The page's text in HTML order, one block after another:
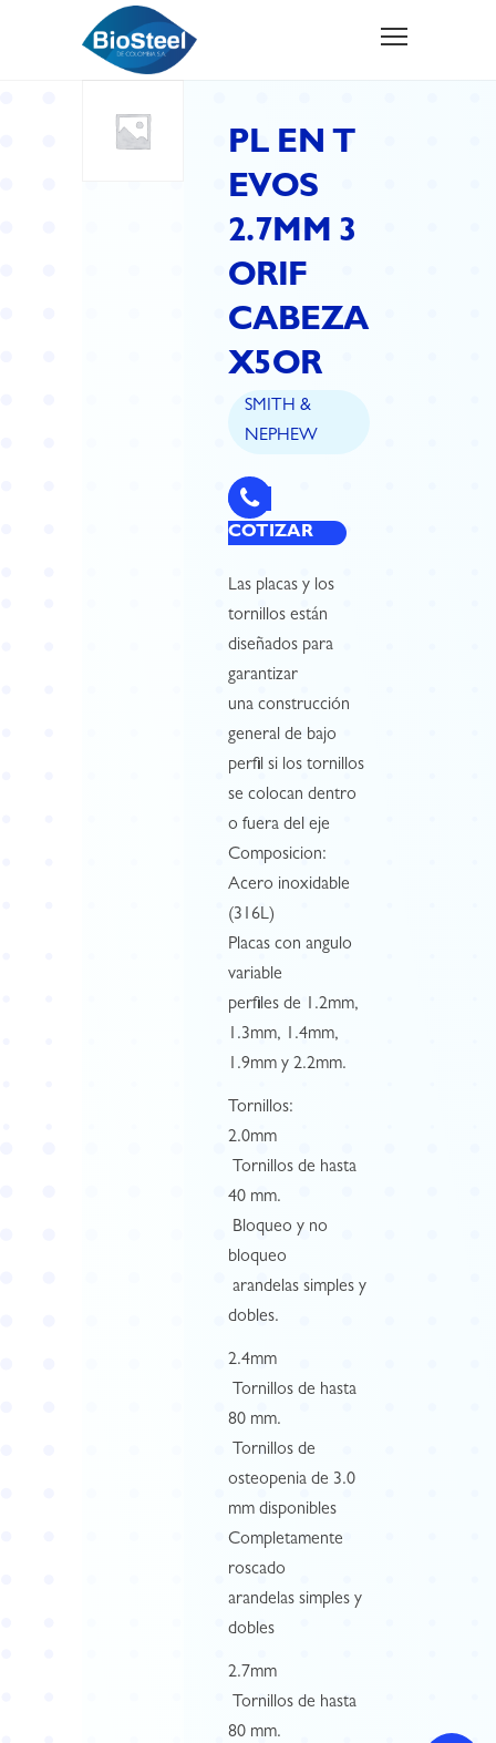
PL EN T
EVOS
2.7MM 3
ORIF
CABEZA
X5OR
SMITH &
NEPHEW
COTIZAR
Las placas y los
tornillos están
diseñados para
garantizar
una construcción
general de bajo
perfil si los tornillos
se colocan dentro
o fuera del eje
Composicion:
Acero inoxidable
(316L)
Placas con angulo
variable
perfiles de 1.2mm,
1.3mm, 1.4mm,
1.9mm y 2.2mm.
Tornillos:
2.0mm
 Tornillos de hasta
40 mm.
 Bloqueo y no
bloqueo
 arandelas simples y
dobles.
2.4mm
 Tornillos de hasta
80 mm.
 Tornillos de
osteopenia de 3.0
mm disponibles
Completamente
roscado
arandelas simples y
dobles
2.7mm
 Tornillos de hasta
80 mm.